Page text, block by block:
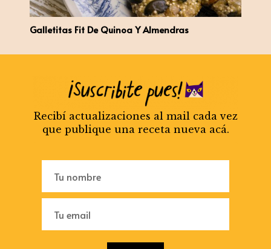
Galletitas Fit De Quinoa Y Almendras
Recibí actualizaciones al mail cada vez
que publique una receta nueva acá.